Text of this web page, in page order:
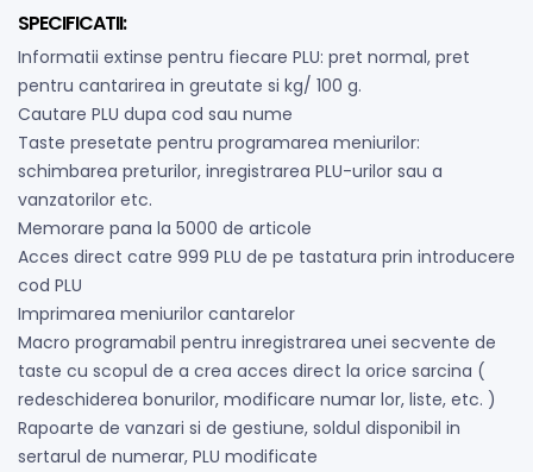
SPECIFICATII:
Informatii extinse pentru fiecare PLU: pret normal, pret
pentru cantarirea in greutate si kg/ 100 g.
Cautare PLU dupa cod sau nume
Taste presetate pentru programarea meniurilor:
schimbarea preturilor, inregistrarea PLU-urilor sau a
vanzatorilor etc.
Memorare pana la 5000 de articole
Acces direct catre 999 PLU de pe tastatura prin introducere
cod PLU
Imprimarea meniurilor cantarelor
Macro programabil pentru inregistrarea unei secvente de
taste cu scopul de a crea acces direct la orice sarcina (
redeschiderea bonurilor, modificare numar lor, liste, etc. )
Rapoarte de vanzari si de gestiune, soldul disponibil in
sertarul de numerar, PLU modificate